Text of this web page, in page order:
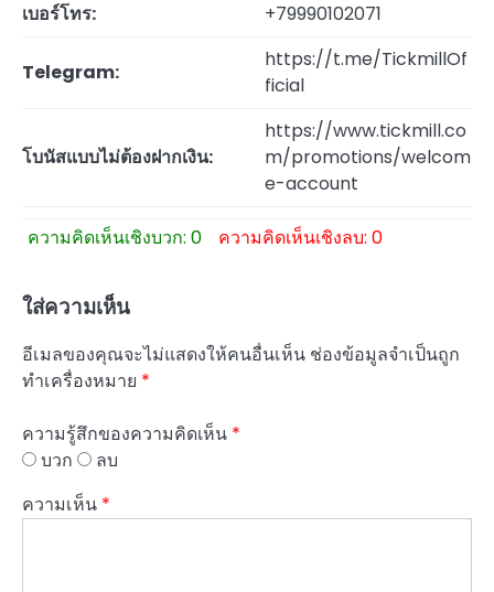
เบอร์โทร:
+79990102071
Telegram:
https://t.me/TickmillOf
ficial
โบนัสแบบไม่ต้องฝากเงิน:
https://www.tickmill.co
m/promotions/welcom
e-account
ความคิดเห็นเชิงบวก: 0 ความคิดเห็นเชิงลบ: 0
ใส่ความเห็น
อีเมลของคุณจะไม่แสดงให้คนอื่นเห็น ช่องข้อมูลจำเป็นถูก
ทำเครื่องหมาย *
ความรู้สึกของความคิดเห็น *
บวก
ลบ
ความเห็น *